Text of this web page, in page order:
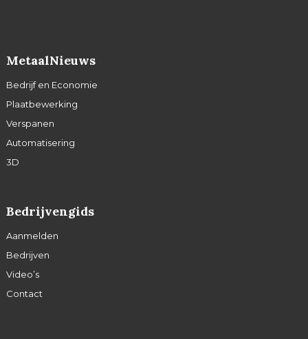
MetaalNieuws
Bedrijf en Economie
Plaatbewerking
Verspanen
Automatisering
3D
Bedrijvengids
Aanmelden
Bedrijven
Video’s
Contact